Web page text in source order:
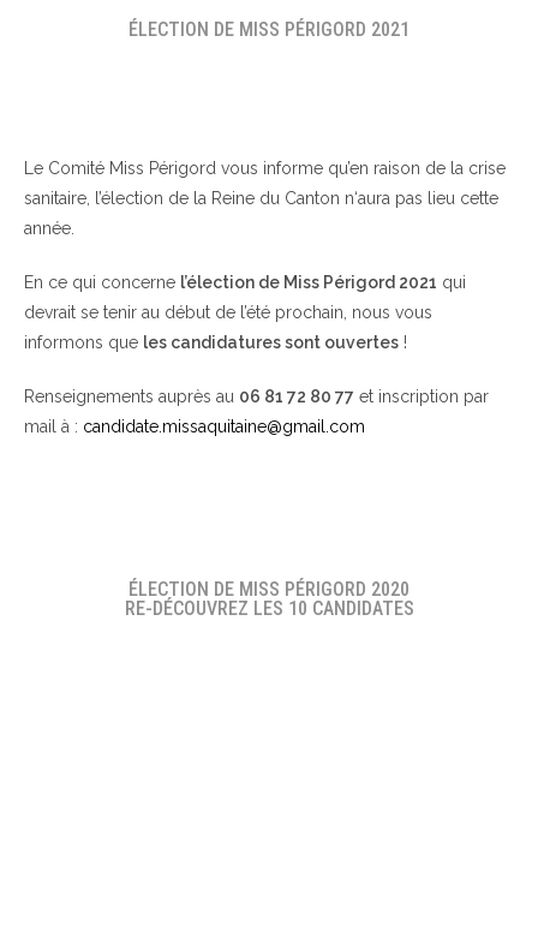
ÉLECTION DE MISS PÉRIGORD 2021
Le Comité Miss Périgord vous informe qu’en raison de la crise
sanitaire, l’élection de la Reine du Canton n‘aura pas lieu cette
année.
En ce qui concerne l’élection de Miss Périgord 2021 qui
devrait se tenir au début de l’été prochain, nous vous
informons que les candidatures sont ouvertes !
Renseignements auprès au 06 81 72 80 77 et inscription par
mail à : candidate.missaquitaine@gmail.com
ÉLECTION DE MISS PÉRIGORD 2020
RE-DÉCOUVREZ LES 10 CANDIDATES